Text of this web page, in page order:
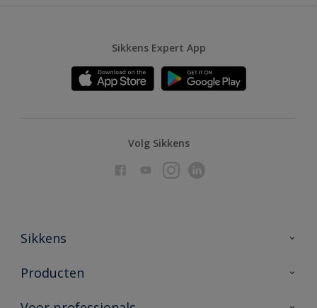
Sikkens Expert App
Volg Sikkens
Sikkens
Over Sikkens
Producten
Producten voor binnen